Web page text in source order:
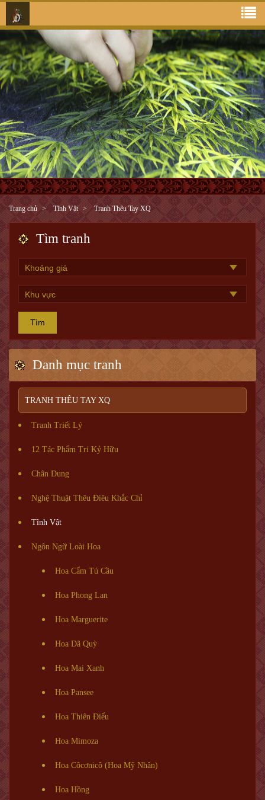
Trang chủ Tĩnh Vật Tranh Thêu Tay XQ
Tìm tranh
Tìm
Danh mục tranh
TRANH THÊU TAY XQ
Tranh Triết Lý
12 Tác Phẩm Tri Kỷ Hữu
Chân Dung
Nghệ Thuật Thêu Điêu Khắc Chỉ
Tĩnh Vật
Ngôn Ngữ Loài Hoa
Hoa Cẩm Tú Cầu
Hoa Phong Lan
Hoa Marguerite
Hoa Dã Quỳ
Hoa Mai Xanh
Hoa Pansee
Hoa Thiên Điểu
Hoa Mimoza
Hoa Côcơnicô (Hoa Mỹ Nhân)
Hoa Hồng